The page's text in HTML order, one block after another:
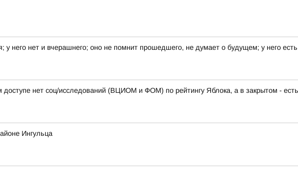
у него нет и вчерашнего; оно не помнит прошедшего, не думает о будущем; у него
нет соц/исследований (ВЦИОМ и ФОМ) по рейтингу Яблока, а в закрытом -
Ингульца